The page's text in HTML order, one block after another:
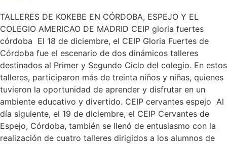
TALLERES DE KOKEBE EN CÓRDOBA, ESPEJO Y EL
COLEGIO AMERICAO DE MADRID CEIP gloria fuertes
córdoba El 18 de diciembre, el CEIP Gloria Fuertes de
Córdoba fue el escenario de dos dinámicos talleres
destinados al Primer y Segundo Ciclo del colegio. En estos
talleres, participaron más de treinta niños y niñas, quienes
tuvieron la oportunidad de aprender y disfrutar en un
ambiente educativo y divertido. CEIP cervantes espejo Al
día siguiente, el 19 de diciembre, el CEIP Cervantes de
Espejo, Córdoba, también se llenó de entusiasmo con la
realización de cuatro talleres dirigidos a los alumnos de